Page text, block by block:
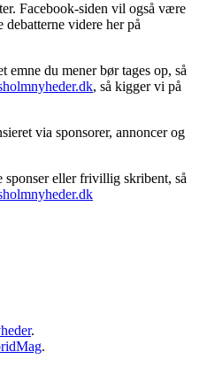
Facebook-siden vil også være
videre her på
du mener bør tages op, så
, så kigger vi på
via sponsorer, annoncer og
eller frivillig skribent, så
.
.